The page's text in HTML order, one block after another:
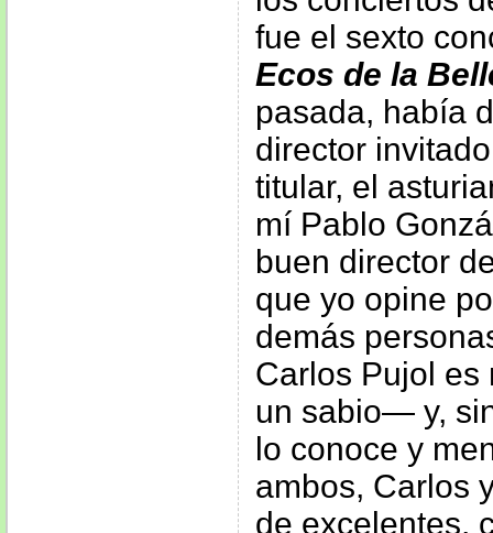
fue el sexto
Ecos de la
pasada, había
director
titular, el
mí Pablo
buen director
que yo opine
demás
Carlos Pujol
un sabio— y,
lo conoce y
ambos, Carlos
de excelentes,